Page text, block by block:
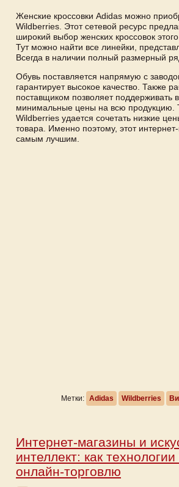
Женские кроссовки Adidas можно
Wildberries. Этот сетевой ресурс
широкий выбор женских кроссовок
Тут можно найти все линейки,
Всегда в наличии полный размерный
Обувь поставляется напрямую с
гарантирует высокое качество. Также
поставщиком позволяет поддерживать
минимальные цены на всю продукцию.
Wildberries удается сочетать низкие
товара. Именно поэтому, этот
самым лучшим.
Метки: Adidas Wildberries
Интернет-магазины и
интеллект: как
онлайн-торговлю